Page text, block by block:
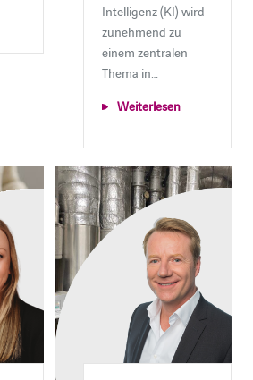
Intelligenz (KI) wird
zunehmend zu
einem zentralen
Thema in…
Weiterlesen